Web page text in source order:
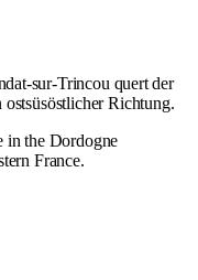
sur-Trincou quert der
Richtung.
in the Dordogne
France.